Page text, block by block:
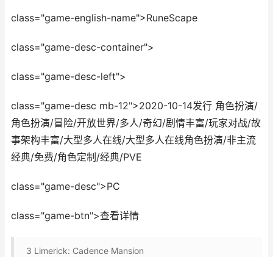
class="game-english-name">RuneScape
class="game-desc-container">
class="game-desc-left">
class="game-desc mb-12">2020-10-14发行 角色扮演/
角色扮演/冒险/开放世界/多人/奇幻/剧情丰富/玩家对战/故
事架构丰富/大型多人在线/大型多人在线角色扮演/非主流
经典/免费/角色定制/经典/PVE
class="game-desc">PC
class="game-btn">查看详情
3 Limerick: Cadence Mansion